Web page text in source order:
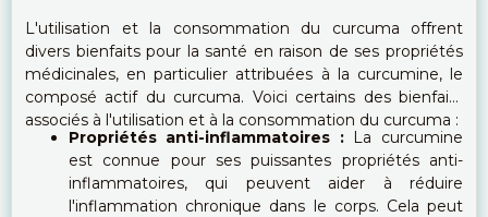
L'utilisation et la consommation du curcuma offrent
divers bienfaits pour la santé en raison de ses propriétés
médicinales, en particulier attribuées à la curcumine, le
composé actif du curcuma. Voici certains des bienfaits
associés à l'utilisation et à la consommation du curcuma :
Propriétés anti-inflammatoires : La curcumine
est connue pour ses puissantes propriétés anti-
inflammatoires, qui peuvent aider à réduire
l'inflammation chronique dans le corps. Cela peut